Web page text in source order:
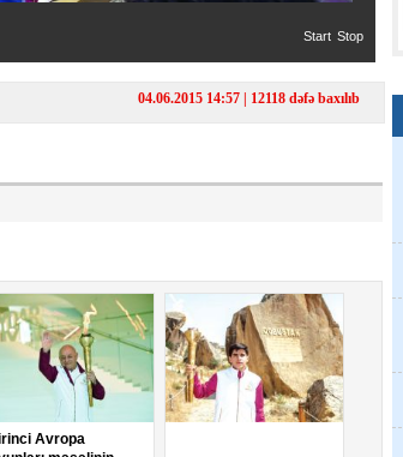
Start Stop
04.06.2015 14:57 | 12118 dəfə baxılıb
Avropa